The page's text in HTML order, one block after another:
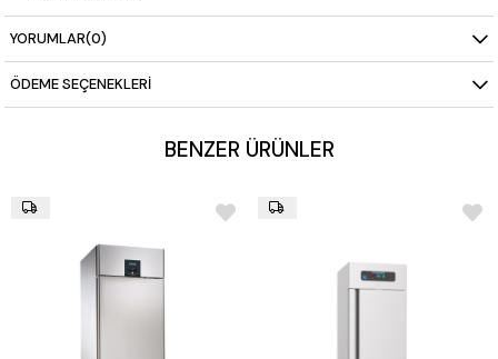
Güç: 220 V
YORUMLAR(0)
ÖDEME SEÇENEKLERI
BENZER ÜRÜNLER